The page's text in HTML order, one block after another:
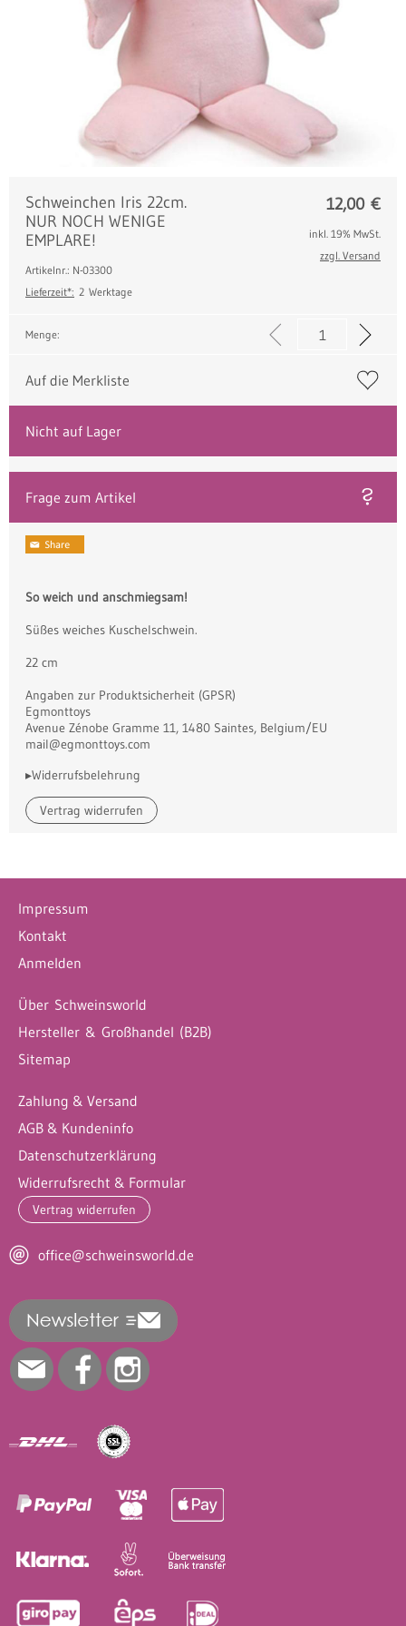
12,00€
Schweinchen Iris 22cm.
NUR NOCH WENIGE
EMPLARE!
Artikelnr.: N-03300
Lieferzeit*: 2 Werktage
inkl. 19% MwSt.
zzgl. Versand
Menge:
Auf die Merkliste
Nicht auf Lager
Frage zum Artikel
So weich und anschmiegsam!
Süßes weiches Kuschelschwein.
22 cm
Angaben zur Produktsicherheit (GPSR)
Egmonttoys
Avenue Zénobe Gramme 11, 1480 Saintes, Belgium/EU
mail@egmonttoys.com
▸Widerrufsbelehrung
Vertrag widerrufen
Impressum
Kontakt
Anmelden
Über Schweinsworld
Hersteller & Großhandel (B2B)
Sitemap
Zahlung & Versand
AGB & Kundeninfo
Datenschutzerklärung
Widerrufsrecht & Formular
Vertrag widerrufen
office@schweinsworld.de